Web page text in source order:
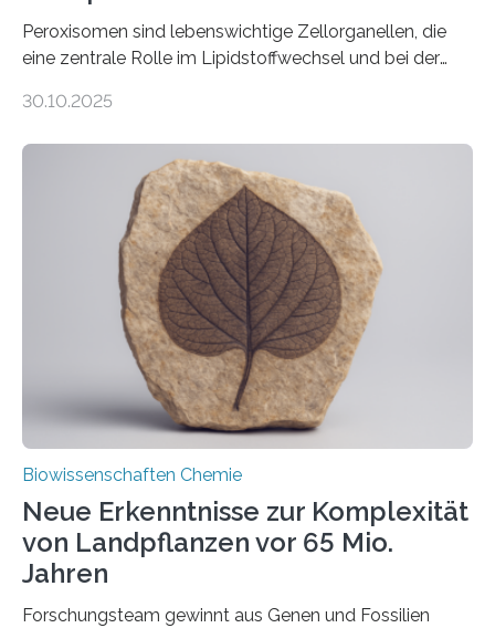
Peroxisomen sind lebenswichtige Zellorganellen, die
eine zentrale Rolle im Lipidstoffwechsel und bei der
erfüllen können, müssen zahlreiche Enzyme präzise in
der Ruhr-Universität Bochum um Prof. Dr. Ralf Erdmann
und Dr. Ismaila Francis Yusuf hat nun einen bislang
unbekannten Qualitätskontrollmechanismus des
peroxisomalen Proteintransports in der Bäckerhefe
Saccharomyces cerevisiae entdeckt, der für die
Funktionsfähigkeit der Organellen entscheidend ist. Die
Studie wurde am 28. Oktober 2025 in der
Fachzeitschrift…
30.10.2025
Biowissenschaften Chemie
Neue Erkenntnisse zur Komplexität
von Landpflanzen vor 65 Mio.
Jahren
Forschungsteam gewinnt aus Genen und Fossilien